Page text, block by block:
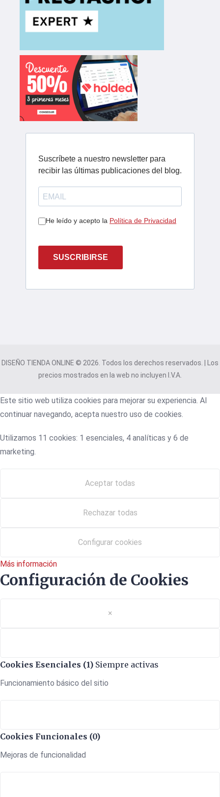
Suscríbete a nuestro newsletter para
recibir las últimas publicaciones del blog.
He leído y acepto la Política de Privacidad
SUSCRIBIRSE
DISEÑO TIENDA ONLINE © 2026. Todos los derechos reservados. | Los
precios mostrados en la web no incluyen I.V.A.
Este sitio web utiliza cookies para mejorar su experiencia. Al
continuar navegando, acepta nuestro uso de cookies.
Utilizamos 11 cookies: 1 esenciales, 4 analíticas y 6 de
marketing.
Aceptar todas
Rechazar todas
Configurar cookies
Más información
Configuración de Cookies
×
Cookies Esenciales (1) Siempre activas
Funcionamiento básico del sitio
Cookies Funcionales (0)
Mejoras de funcionalidad